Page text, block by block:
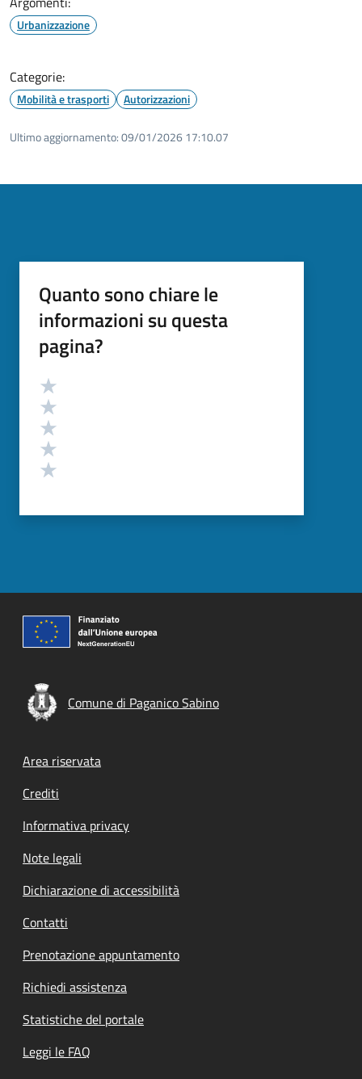
Urbanizzazione
Categorie:
Mobilità e trasporti Autorizzazioni
Ultimo aggiornamento:09/01/2026 17:10.07
Quanto sono chiare le
informazioni su questa
pagina?
Valutazione
Comune di Paganico Sabino
Footer menu
Area riservata
Crediti
Informativa privacy
Note legali
Dichiarazione di accessibilità
Contatti
Prenotazione appuntamento
Richiedi assistenza
Statistiche del portale
Leggi le FAQ